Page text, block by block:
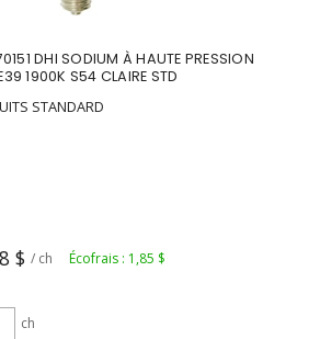
DHI SODIUM À HAUTE PRESSION
1900K S54 CLAIRE STD
STANDARD
$ / ch Écofrais : 1,85 $
ch